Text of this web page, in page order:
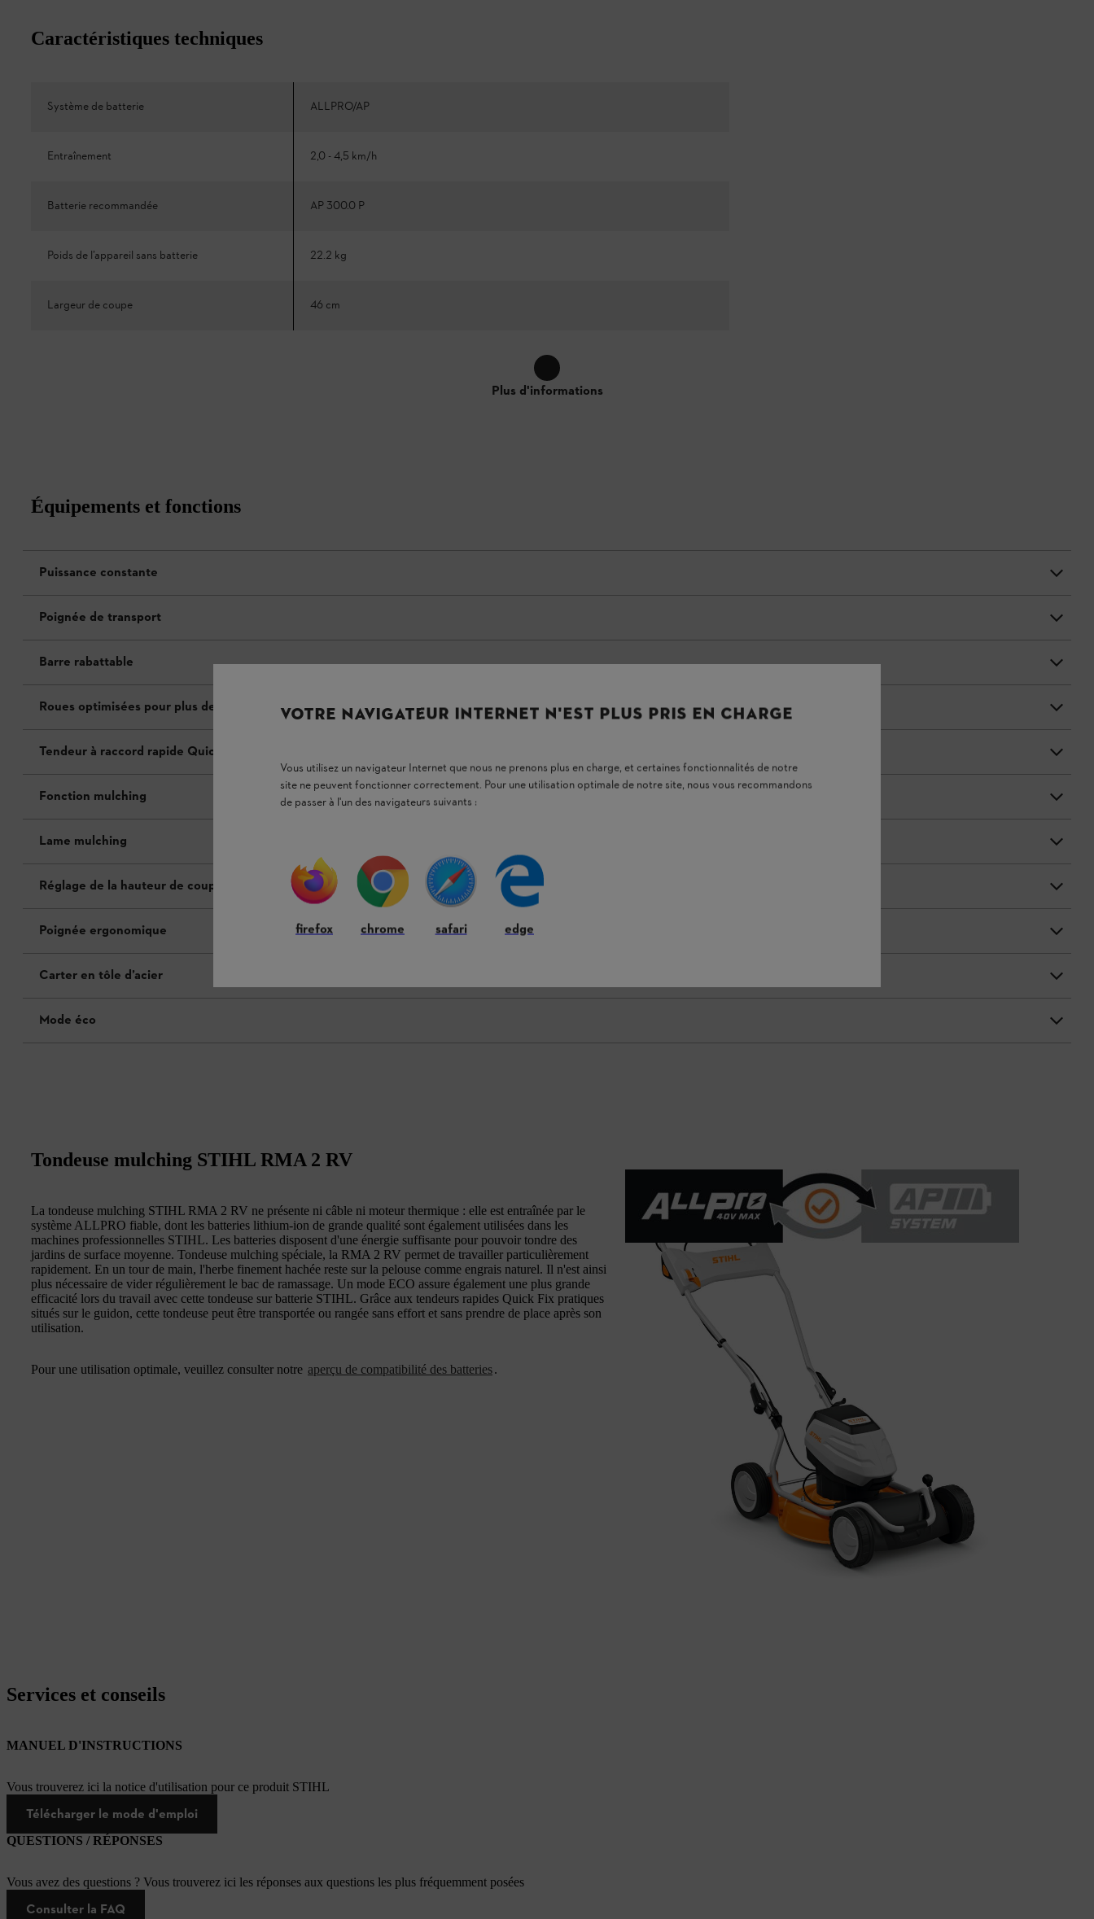
Caractéristiques techniques
Système de batterie ALLPRO/AP
Entraînement 2,0 - 4,5 km/h
Batterie recommandée AP 300.0 P
Poids de l’appareil sans batterie 22.2 kg
Largeur de coupe 46 cm
Plus d'informations
Équipements et fonctions
Puissance constante
Poignée de transport
Barre rabattable
Roues optimisées pour plus de confort
Tendeur à raccord rapide Quickfix
Fonction mulching
Lame mulching
Réglage de la hauteur de coupe sur chaque essieu
Poignée ergonomique
Carter en tôle d’acier
Mode éco
Tondeuse mulching STIHL RMA 2 RV
La tondeuse mulching STIHL RMA 2 RV ne présente ni câble ni moteur thermique : elle est entraînée par le
système ALLPRO fiable, dont les batteries lithium-ion de grande qualité sont également utilisées dans les
machines professionnelles STIHL. Les batteries disposent d'une énergie suffisante pour pouvoir tondre des
jardins de surface moyenne. Tondeuse mulching spéciale, la RMA 2 RV permet de travailler particulièrement
rapidement. En un tour de main, l'herbe finement hachée reste sur la pelouse comme engrais naturel. Il n'est ainsi
plus nécessaire de vider régulièrement le bac de ramassage. Un mode ECO assure également une plus grande
efficacité lors du travail avec cette tondeuse sur batterie STIHL. Grâce aux tendeurs rapides Quick Fix pratiques
situés sur le guidon, cette tondeuse peut être transportée ou rangée sans effort et sans prendre de place après son
utilisation.
Pour une utilisation optimale, veuillez consulter notre aperçu de compatibilité des batteries.
Services et conseils
MANUEL D'INSTRUCTIONS
Vous trouverez ici la notice d'utilisation pour ce produit STIHL
Télécharger le mode d'emploi
QUESTIONS / RÉPONSES
Vous avez des questions ? Vous trouverez ici les réponses aux questions les plus fréquemment posées
Consulter la FAQ
VOTRE NAVIGATEUR INTERNET N'EST PLUS PRIS EN CHARGE
Vous utilisez un navigateur Internet que nous ne prenons plus en charge, et certaines fonctionnalités de notre
site ne peuvent fonctionner correctement. Pour une utilisation optimale de notre site, nous vous recommandons
de passer à l'un des navigateurs suivants :
firefox chrome safari edge